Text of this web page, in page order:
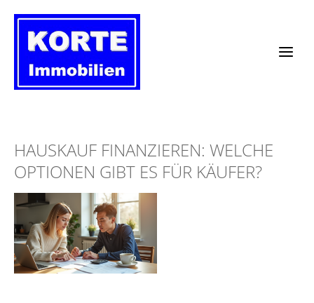
Inhalt
springen
HAUSKAUF FINANZIEREN: WELCHE
OPTIONEN GIBT ES FÜR KÄUFER?